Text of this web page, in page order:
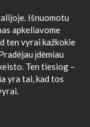
Išnuomotu
apkeliavome
ten vyrai kažkokie
įdėmiau
Ten tiesiog –
yra tai, kad tos